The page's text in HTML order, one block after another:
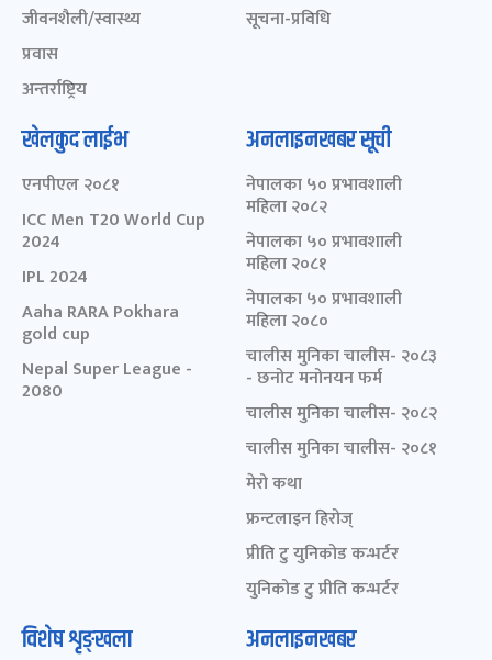
जीवनशैली/स्वास्थ्य
प्रवास
अन्तर्राष्ट्रिय
सूचना-प्रविधि
खेलकुद लाईभ
एनपीएल २०८१
ICC Men T20 World Cup
2024
IPL 2024
Aaha RARA Pokhara
gold cup
Nepal Super League -
2080
अनलाइनखबर सूची
नेपालका ५० प्रभावशाली
महिला २०८२
नेपालका ५० प्रभावशाली
महिला २०८१
नेपालका ५० प्रभावशाली
महिला २०८०
चालीस मुनिका चालीस- २०८३
- छनोट मनोनयन फर्म
चालीस मुनिका चालीस- २०८२
चालीस मुनिका चालीस- २०८१
मेरो कथा
फ्रन्टलाइन हिरोज्
प्रीति टु युनिकोड कन्भर्टर
युनिकोड टु प्रीति कन्भर्टर
विशेष शृङ्खला अनलाइनखबर